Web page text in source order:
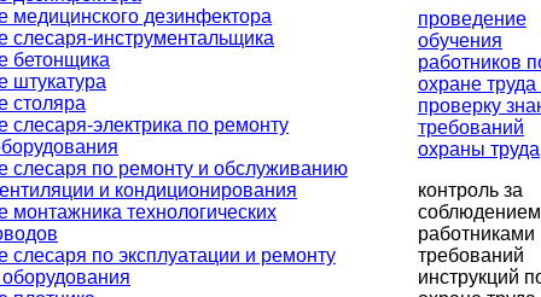
медицинского дезинфектора
слесаря-инструментальщика
бетонщика
штукатура
столяра
слесаря-электрика по ремонту
слесаря по ремонту и обслуживанию
и кондиционирования
монтажника технологических
слесаря по эксплуатации и ремонту
оборудования
проведение
обучения
работников
охране труда
проверку
требований
охраны труда
контроль за
соблюдением
работниками
требований
инструкций